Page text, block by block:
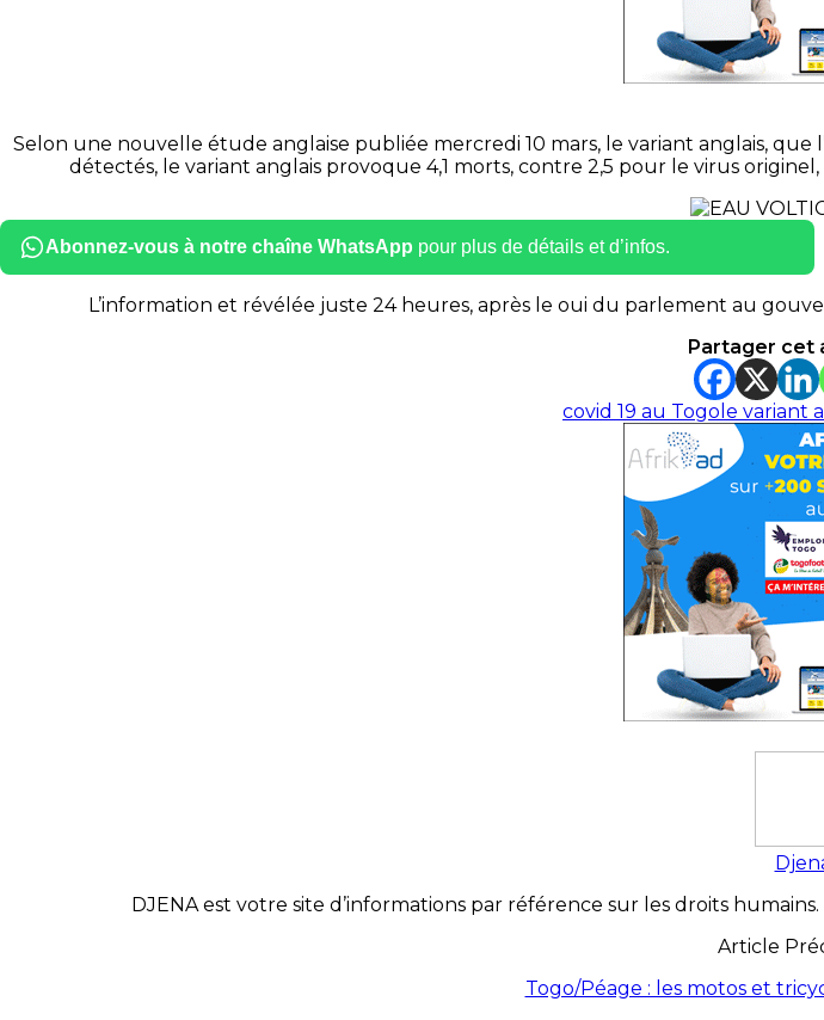
Selon une nouvelle étude anglaise publiée mercredi 10 mars, le variant anglais,
détectés, le variant anglais provoque 4,1 morts, contre 2,5 pour le virus
Abonnez-vous à notre chaîne WhatsApp pour plus de détails et d’infos.
L’information et révélée juste 24 heures, après le oui du parlement au
Partager cet
covid 19 au Togo le variant
DJENA est votre site d’informations par référence sur les droits
Article
Togo/Péage : les motos et